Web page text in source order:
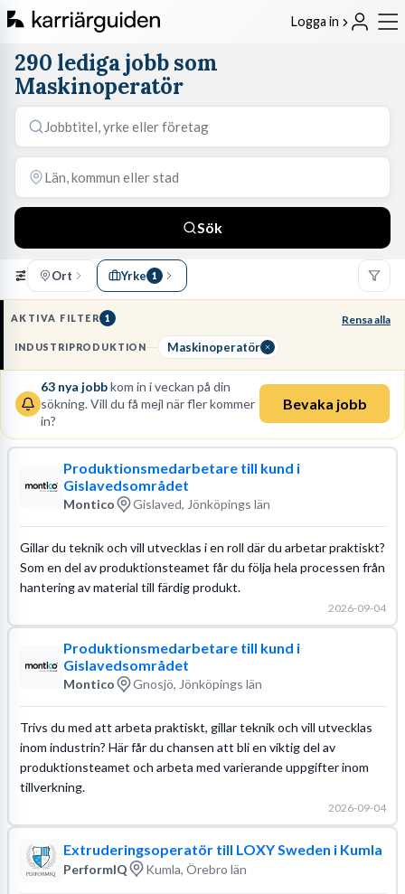
Logga in
290 lediga jobb som
Maskinoperatör
Sök
Ort Yrke 1
AKTIVA FILTER 1 Rensa alla
INDUSTRIPRODUKTION Maskinoperatör
63 nya jobbkom in i veckan på din
sökning. Vill du få mejl när fler kommer
in?
Bevaka jobb
Produktionsmedarbetare till kund i
Gislavedsområdet
Montico Gislaved, Jönköpings län
Gillar du teknik och vill utvecklas i en roll där du arbetar praktiskt?
Som en del av produktionsteamet får du följa hela processen från
hantering av material till färdig produkt.
2026-09-04
Produktionsmedarbetare till kund i
Gislavedsområdet
Montico Gnosjö, Jönköpings län
Trivs du med att arbeta praktiskt, gillar teknik och vill utvecklas
inom industrin? Här får du chansen att bli en viktig del av
produktionsteamet och arbeta med varierande uppgifter inom
tillverkning.
2026-09-04
Extruderingsoperatör till LOXY Sweden i Kumla
PerformIQ Kumla, Örebro län